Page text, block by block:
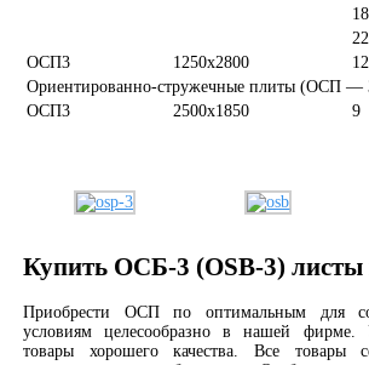
18
22
ОСП3
1250х2800 12
Ориентированно-стружечные плиты (ОСП —
ОСП3
2500х1850 9
Купить ОСБ-3 (OSB-3) листы
Приобрести ОСП по оптимальным для
условиям целесообразно в нашей фирме.
товары хорошего качества. Все товары